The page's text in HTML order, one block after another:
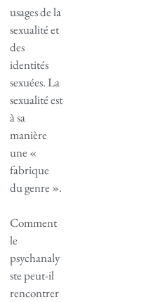
usages de la
sexualité et
des
identités
sexuées. La
sexualité est
à sa
manière
une «
fabrique
du genre ».
Comment
le
psychanaly
ste peut-il
rencontrer